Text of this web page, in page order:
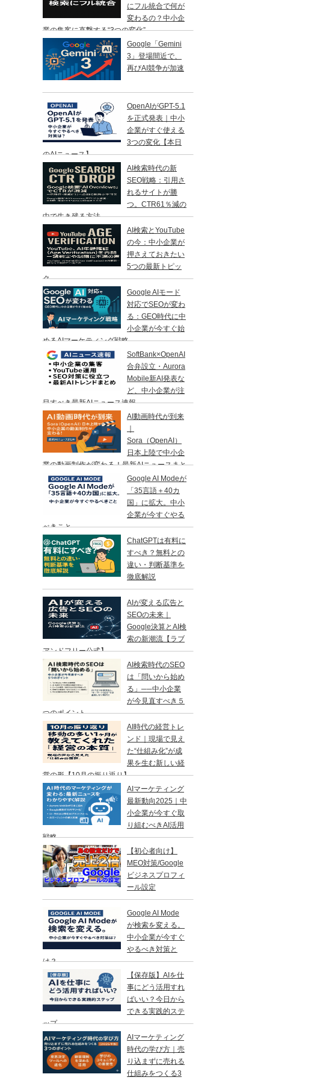
にフル統合で何が
変わるの？中小企
業の集客に直撃する“3つの変化”
Google「Gemini
3」登場間近で、
再びAI競争が加速
OpenAIがGPT-5.1
を正式発表｜中小
企業がすぐ使える
3つの変化【本日
のAIニュース】
AI検索時代の新
SEO戦略：引用さ
れるサイトが勝
つ。CTR61％減の
中で生き残る方法
AI検索とYouTube
の今：中小企業が
押さえておきたい
5つの最新トピッ
ク
Google AIモード
対応でSEOが変わ
る：GEO時代に中
小企業が今すぐ始
めるAIマーケティング戦略
SoftBank×OpenAI
合弁設立・Aurora
Mobile新AI発表な
ど、中小企業が注
目すべき最新AIニュース速報
AI動画時代が到来
Sora（OpenAI）
日本上陸で中小企
業の動画制作が変わる！最新AIニュースまと
め
Google AI Modeが
「35言語＋40カ
国」に拡大。中小
企業が今すぐやる
べきこと
ChatGPTは有料に
すべき？無料との
違い・判断基準を
徹底解説
AIが変える広告と
SEOの未来｜
Google決算とAI検
索の新潮流【ラブ
アンドフリー公式】
AI検索時代のSEO
は「問いから始め
る」──中小企業
が今見直すべき５
つのポイント
AI時代の経営トレ
ンド｜現場で見え
た“仕組み化”が成
果を生む新しい経
営の形【10月の振り返り】
AIマーケティング
最新動向2025｜中
小企業が今すぐ取
り組むべきAI活用
戦略
【初心者向け】
MEO対策/Google
ビジネスプロフィ
ール設定
Google AI Mode
が検索を変える。
中小企業が今すぐ
やるべき対策と
は？
【保存版】AIを仕
事にどう活用すれ
ばいい？今日から
できる実践的ステ
ップ
AIマーケティング
時代の学び方｜売
り込まずに売れる
仕組みをつくる3